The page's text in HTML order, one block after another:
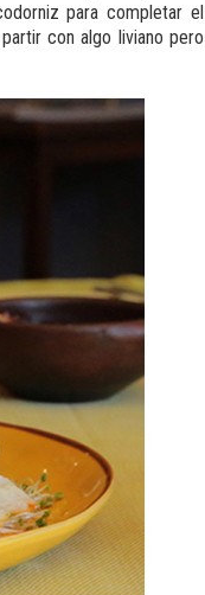
para completar el
con algo liviano pero